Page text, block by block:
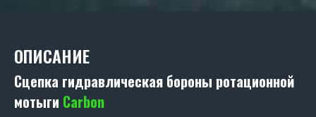
ОПИСАНИЕ
Сцепка гидравлическая бороны ротационной
мотыги Carbon